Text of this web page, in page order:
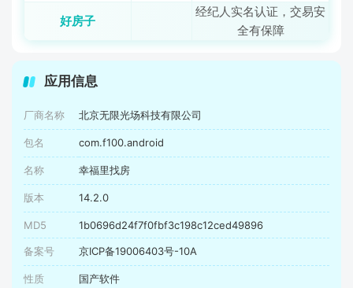
好房子
经纪人实名认证，交易安
全有保障
应用信息
厂商名称 北京无限光场科技有限公司
包名 com.f100.android
名称 幸福里找房
版本 14.2.0
MD5 1b0696d24f7f0fbf3c198c12ced49896
备案号 京ICP备19006403号-10A
性质 国产软件